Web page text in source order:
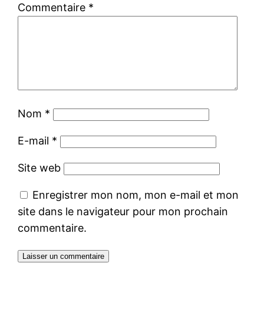
Commentaire *
Nom *
E-mail *
Site web
Enregistrer mon nom, mon e-mail et mon
site dans le navigateur pour mon prochain
commentaire.